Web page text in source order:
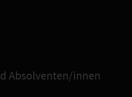
Absolventen/innen